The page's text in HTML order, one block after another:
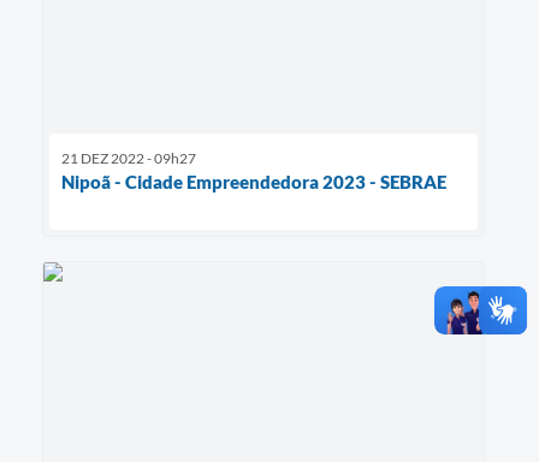
21 DEZ 2022 - 09h27
Nipoã - Cidade Empreendedora 2023 - SEBRAE